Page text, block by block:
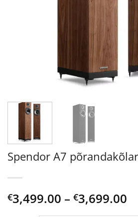
Spendor A7
€3,499.00 – €3,699.00